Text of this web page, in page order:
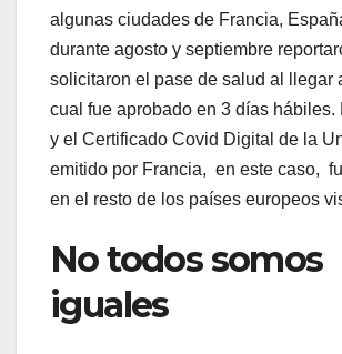
algunas ciudades de Francia,
durante agosto y septiembre
solicitaron el pase de salud al llegar
cual fue aprobado en 3 días hábiles.
y el Certificado Covid Digital de la
emitido por Francia, en este caso,
en el resto de los países europeos
No todos somos
iguales